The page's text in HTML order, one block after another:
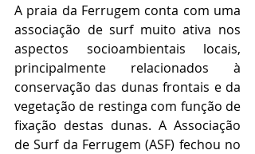
A praia da Ferrugem conta com uma
associação de surf muito ativa nos
aspectos socioambientais locais,
principalmente relacionados à
conservação das dunas frontais e da
vegetação de restinga com função de
fixação destas dunas. A Associação
de Surf da Ferrugem (ASF) fechou no